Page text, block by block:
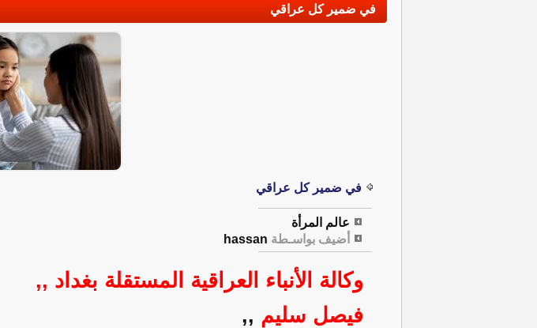
في ضمير كل عراقي
في ضمير كل عراقي
عالم المرأة
أضيف بواسـطة hassan
وكالة الأنباء العراقية المستقلة بغداد ,,
فيصل سليم ,,